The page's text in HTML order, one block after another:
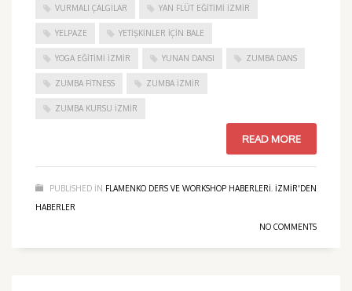
VURMALI ÇALGILAR YAN FLÜT EĞITIMI İZMIR
YELPAZE YETIŞKINLER IÇIN BALE
YOGA EĞITIMI İZMIR YUNAN DANSI ZUMBA DANS
ZUMBA FITNESS ZUMBA İZMIR
ZUMBA KURSU İZMIR
READ MORE
PUBLISHED IN FLAMENKO DERS VE WORKSHOP HABERLERI, IZMIR'DEN
HABERLER
NO COMMENTS